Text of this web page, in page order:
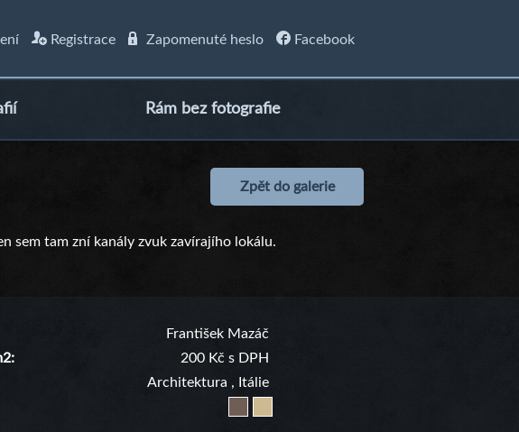
Registrace Zapomenuté heslo Facebook
Rám bez fotografie
sem tam zní kanály zvuk zavírajího lokálu.
Zpět do galerie
František Mazáč
200 Kč s DPH
Architektura , Itálie